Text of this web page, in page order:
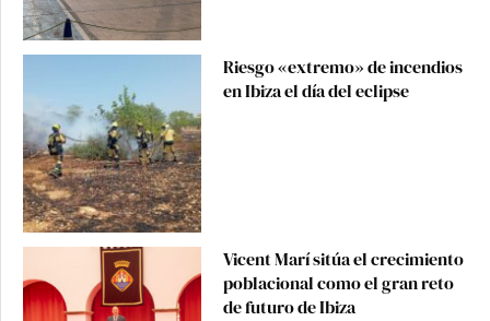
Riesgo «extremo» de incendios
en Ibiza el día del eclipse
Vicent Marí sitúa el crecimiento
poblacional como el gran reto
de futuro de Ibiza